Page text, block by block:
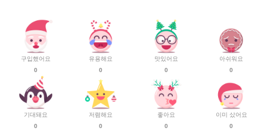
구입했어요
0
기대돼요
0
유용해요
0
저렴해요
0
맛있어요
0
좋아요
0
아쉬워요
0
이미 샀어요
0